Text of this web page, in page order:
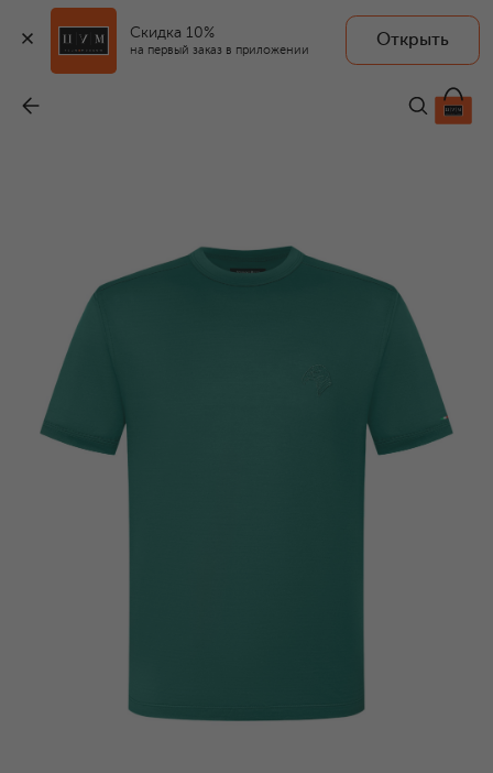
Скидка 10%
на первый заказ в приложении
Открыть
61 900 ₽